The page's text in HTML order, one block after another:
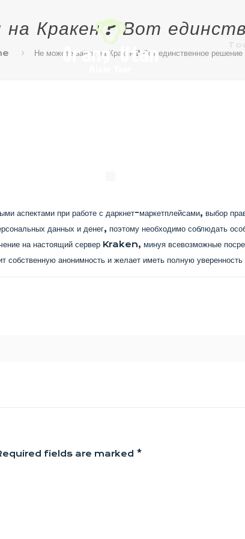
Кракен? Вот
Не можете зайти на Кракен? Вот единственное решение
аспектами при работе с даркнет-маркетплейсами, выбор
данных и денег, поэтому необходимо соблюдать
на настоящий сервер Kraken, минуя всевозможные
собственную анонимность и желает иметь полную
fields are marked *